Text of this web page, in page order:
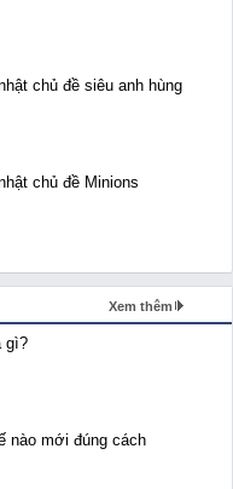
chủ đề siêu anh hùng
chủ đề Minions
Xem thêm
gì?
nào mới đúng cách